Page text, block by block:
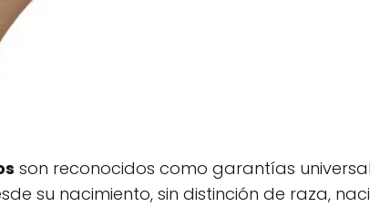
son reconocidos como garantías
su nacimiento, sin distinción de raza,